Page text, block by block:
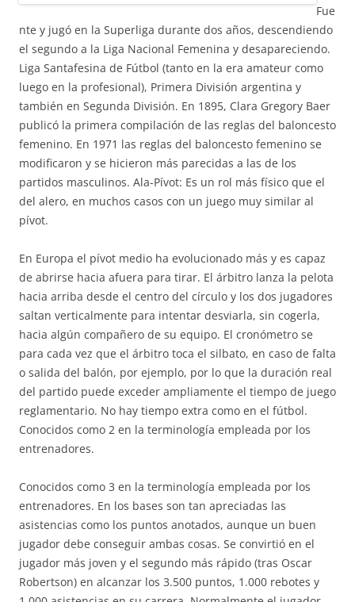
Fue
nte y jugó en la Superliga durante dos años, descendiendo
el segundo a la Liga Nacional Femenina y desapareciendo.
Liga Santafesina de Fútbol (tanto en la era amateur como
luego en la profesional), Primera División argentina y
también en Segunda División. En 1895, Clara Gregory Baer
publicó la primera compilación de las reglas del baloncesto
femenino. En 1971 las reglas del baloncesto femenino se
modificaron y se hicieron más parecidas a las de los
partidos masculinos. Ala-Pívot: Es un rol más físico que el
del alero, en muchos casos con un juego muy similar al
pívot.
En Europa el pívot medio ha evolucionado más y es capaz
de abrirse hacia afuera para tirar. El árbitro lanza la pelota
hacia arriba desde el centro del círculo y los dos jugadores
saltan verticalmente para intentar desviarla, sin cogerla,
hacia algún compañero de su equipo. El cronómetro se
para cada vez que el árbitro toca el silbato, en caso de falta
o salida del balón, por ejemplo, por lo que la duración real
del partido puede exceder ampliamente el tiempo de juego
reglamentario. No hay tiempo extra como en el fútbol.
Conocidos como 2 en la terminología empleada por los
entrenadores.
Conocidos como 3 en la terminología empleada por los
entrenadores. En los bases son tan apreciadas las
asistencias como los puntos anotados, aunque un buen
jugador debe conseguir ambas cosas. Se convirtió en el
jugador más joven y el segundo más rápido (tras Oscar
Robertson) en alcanzar los 3.500 puntos, 1.000 rebotes y